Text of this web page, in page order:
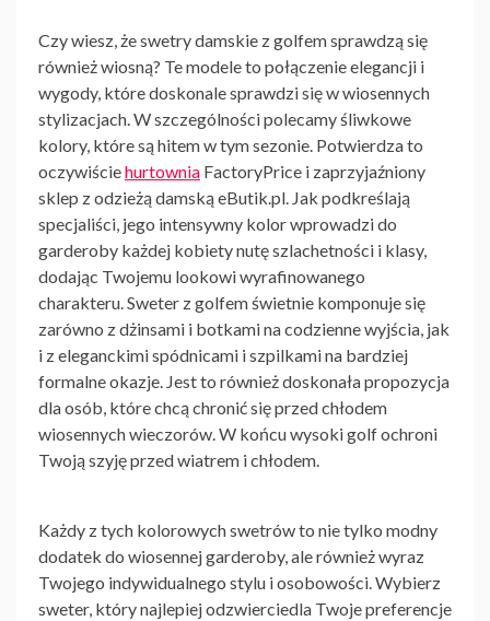
Czy wiesz, żeswetry damskie z golfemsprawdzą się
również wiosną? Te modele to połączenie elegancji i
wygody, które doskonale sprawdzi się w wiosennych
stylizacjach. W szczególności polecamy śliwkowe
kolory, które są hitem w tym sezonie. Potwierdza to
oczywiściehurtownia FactoryPrice i zaprzyjaźniony
sklep z odzieżą damską eButik.pl. Jak podkreślają
specjaliści, jego intensywny kolor wprowadzi do
garderoby każdej kobiety nutę szlachetności i klasy,
dodając Twojemu lookowi wyrafinowanego
charakteru. Sweter z golfem świetnie komponuje się
zarówno z dżinsami i botkami na codzienne wyjścia, jak
i z eleganckimi spódnicami i szpilkami na bardziej
formalne okazje. Jest to również doskonała propozycja
dla osób, które chcą chronić się przed chłodem
wiosennych wieczorów. W końcu wysoki golf ochroni
Twoją szyję przed wiatrem i chłodem.
Każdy z tych kolorowych swetrów to nie tylko modny
dodatek do wiosennej garderoby, ale również wyraz
Twojego indywidualnego stylu i osobowości. Wybierz
sweter, który najlepiej odzwierciedla Twoje preferencje